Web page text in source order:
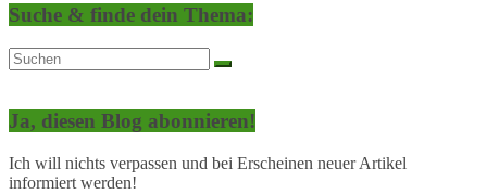
Suche & finde dein Thema:
Ja, diesen Blog abonnieren!
Ich will nichts verpassen und bei Erscheinen neuer Artikel
informiert werden!